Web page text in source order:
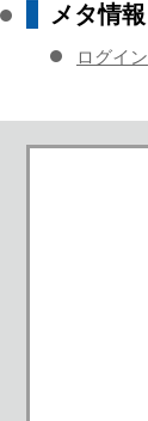
メタ情報
ログイン